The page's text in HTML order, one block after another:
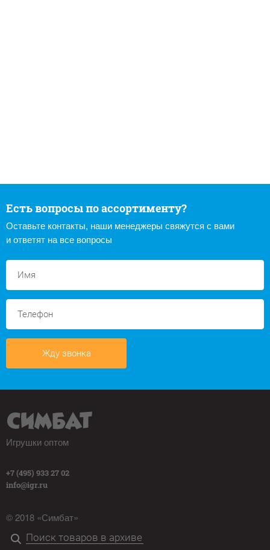
Есть вопросы по ассортименту?
Оставьте контакты, наши менеджеры свяжутся с вами
и ответят на все вопросы
Жду звонка
Игрушки оптом
+7 (495) 933 27 02
info@igr.ru
© 2018 «Симбат»